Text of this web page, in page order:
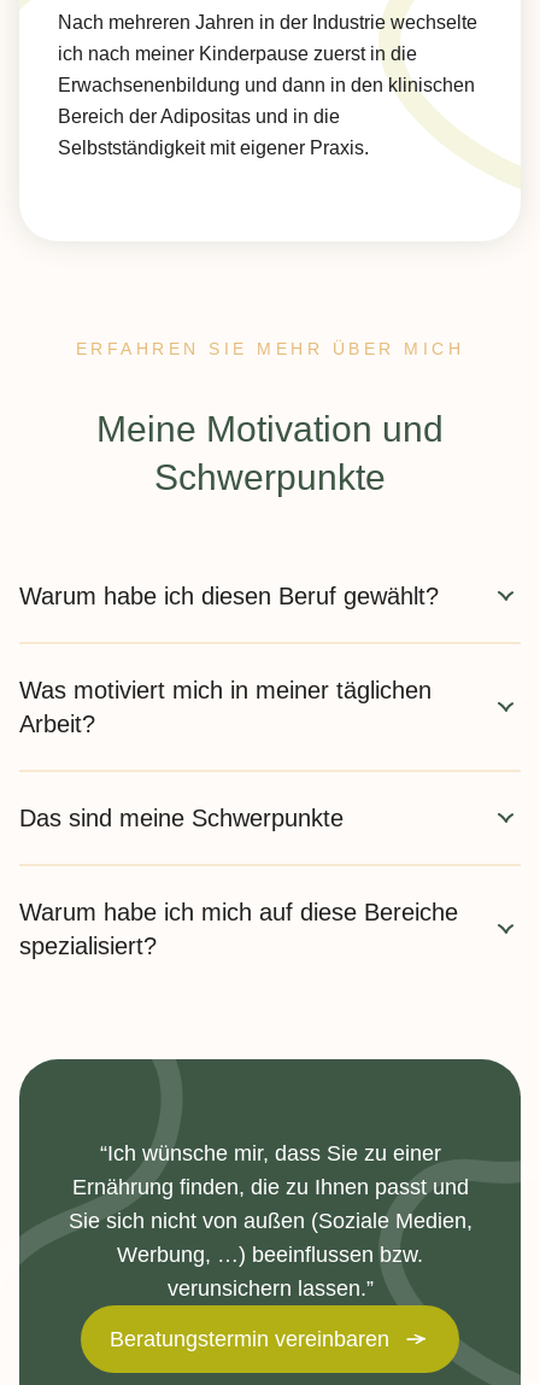
Nach mehreren Jahren in der Industrie wechselte
ich nach meiner Kinderpause zuerst in die
Erwachsenenbildung und dann in den klinischen
Bereich der Adipositas und in die
Selbstständigkeit mit eigener Praxis.
ERFAHREN SIE MEHR ÜBER MICH
Meine Motivation und
Schwerpunkte
Warum habe ich diesen Beruf gewählt?
Zusammenhänge, Auswirkungen und Vorgänge im
menschlichen Körper haben mich in dieses Berufsfeld
Was motiviert mich in meiner täglichen
Arbeit?
auch viel Vermittlung, Aufklärung und Grundlagen der
Das sind meine Schwerpunkte
Adipositas-Chirurgie: Vor- und Nachsorge
Bluthochdruck, Hypertonie
Metabolisches Syndrom
Diabetes mellitus Typ 2, Gestationsdiabetes
(Schwangerschaftsdiabetes)
Erhöhte Harnsäurewerte und Gicht, Hyperurikämie
Erkrankungen der Verdauungsorgane (Magen, Leber,
Gallenblase, Bauchspeicheldrüse)
Reizdarm
Lebensmittelunverträglichkeiten (z.B.
Laktoseintoleranz, Fruktosemalabsorption,
Warum habe ich mich auf diese Bereiche
spezialisiert?
“Ich wünsche mir, dass Sie zu einer
Ernährung finden, die zu Ihnen passt und
Sie sich nicht von außen (Soziale Medien,
Werbung, …) beeinflussen bzw.
verunsichern lassen.”
Beratungstermin vereinbaren